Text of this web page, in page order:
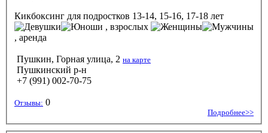
Кикбоксинг для подростков 13-14, 15-16, 17-18 лет
, взрослых
, аренда
Пушкин, Горная улица, 2 на карте
Пушкинский р-н
+7 (991) 002-70-75
Отзывы: 0
Подробнее>>